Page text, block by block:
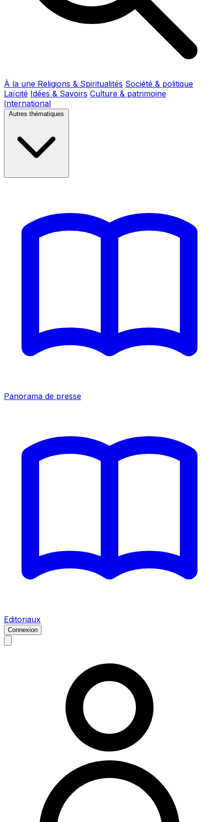
À la une Religions & Spiritualités Société & politique
Laïcité Idées & Savoirs Culture & patrimoine
International
Autres thématiques
Panorama de presse
Editoriaux
Connexion